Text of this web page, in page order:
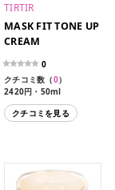
TIRTIR
MASK FIT TONE UP
CREAM
0
クチコミ数（0）
2420円・50ml
クチコミを見る